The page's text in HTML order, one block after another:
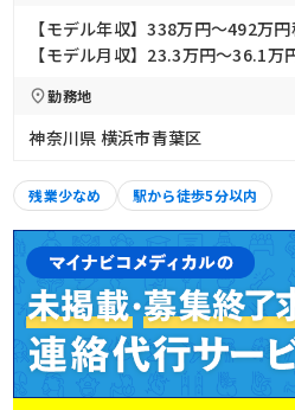
【モデル年収】338万円〜492万円
【モデル月収】23.3万円〜36.1万
勤務地
神奈川県 横浜市青葉区
残業少なめ 駅から徒歩5分以内